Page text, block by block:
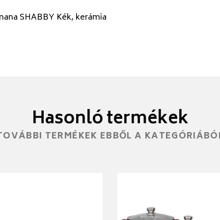
SHABBY Kék, kerámia
Hasonló termékek
TERMÉKEK EBBŐL A